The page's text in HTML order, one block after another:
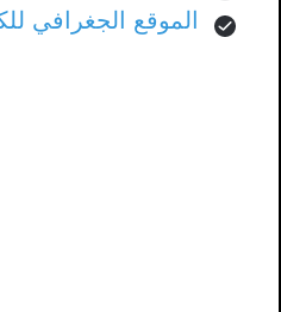
الموقع الجغرافي